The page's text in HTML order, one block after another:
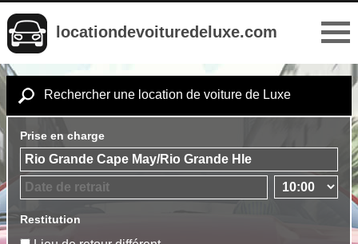
locationdevoituredeluxe.com
Rechercher une location de voiture de Luxe
Prise en charge
Restitution